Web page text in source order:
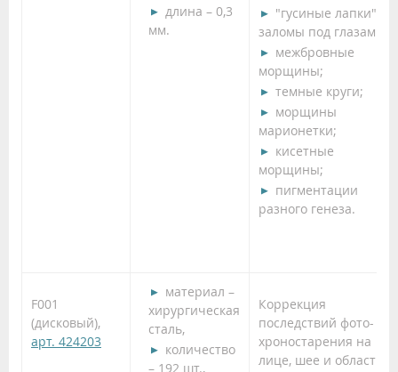
длина – 0,3
мм.
"гусиные лапки" и
заломы под глазами;
межбровные
морщины;
темные круги;
морщины
марионетки;
кисетные
морщины;
пигментации
разного генеза.
F001
(дисковый),
арт. 424203
материал –
хирургическая
сталь,
количество
– 192 шт.,
Коррекция
последствий фото- и
хроностарения на
лице, шее и области